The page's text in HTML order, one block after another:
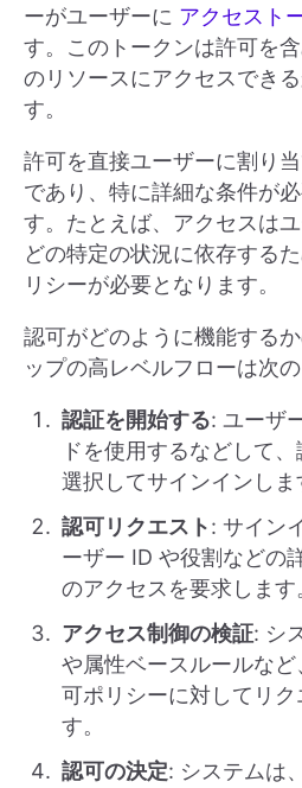
ーがユーザーに アクセスト
す。このトークンは許可を
のリソースにアクセスでき
す。
許可を直接ユーザーに割り
であり、特に詳細な条件が
す。たとえば、アクセスは
どの特定の状況に依存する
リシーが必要となります。
認可がどのように機能する
ップの高レベルフローは次
認証を開始する: ユーザ
ドを使用するなどして
選択してサインインしま
認可リクエスト: サイン
ーザー ID や役割などの
のアクセスを要求します
アクセス制御の検証: シ
や属性ベースルールな
可ポリシーに対してリク
す。
認可の決定: システムは